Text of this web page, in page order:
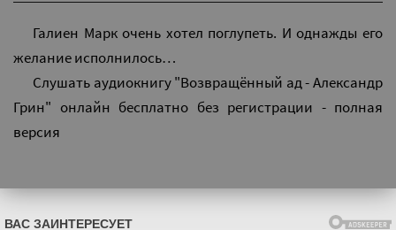
Галиен Марк очень хотел поглупеть. И однажды его
желание исполнилось…
Слушать аудиокнигу "Возвращённый ад - Александр
Грин" онлайн бесплатно без регистрации - полная
версия